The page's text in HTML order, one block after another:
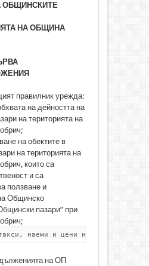
ОБЩИНСКИТЕ
НА ОБЩИНА
правилник урежда:
на дейността на
на територията на
на обектите в
на територията на
които са
и са
ползване и
Общинско
пазари” при
наеми и цени нa услуги,
на ОП